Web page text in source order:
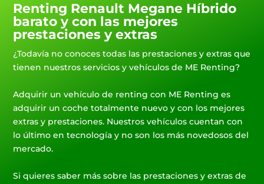
Renting Renault Megane Híbrido
barato y con las mejores
prestaciones y extras
¿Todavía no conoces todas las prestaciones y extras que
tienen nuestros servicios y vehículos de ME Renting?
Adquirir un vehículo de renting con ME Renting es
adquirir un coche totalmente nuevo y con los mejores
extras y prestaciones. Nuestros vehículos cuentan con
lo último en tecnología y no son los más novedosos del
mercado.
Si quieres saber más sobre las prestaciones y extras de